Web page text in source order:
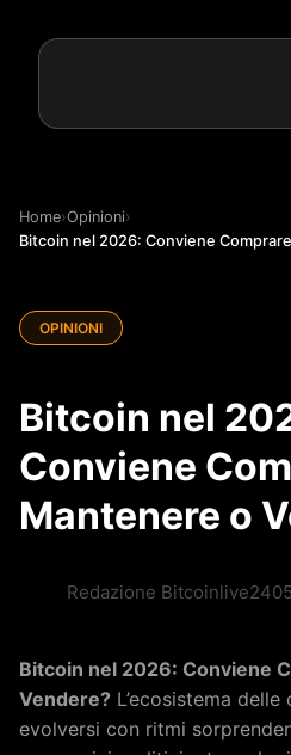
Home›Opinioni›
Bitcoin nel 2026: Conviene
OPINIONI
Bitcoin nel
Conviene
Mantenere o
Redazione Bitcoinlive24
Bitcoin nel 2026: Conviene
Vendere? L’ecosistema
evolversi con ritmi